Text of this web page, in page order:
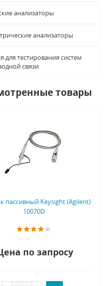
анализаторы
анализаторы
для тестирования систем
связи
товары
пассивный Keysight (Agilent)
10070D
по запросу